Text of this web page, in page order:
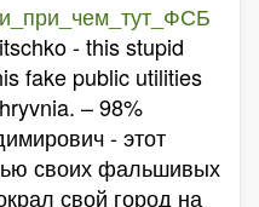
- this stupid
fake public utilities
– 98%
- этот
своих фальшивых
свой город на